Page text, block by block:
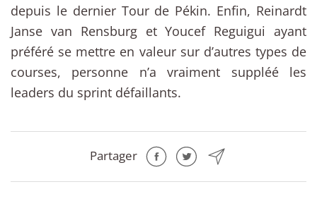
depuis le dernier Tour de Pékin. Enfin, Reinardt
Janse van Rensburg et Youcef Reguigui ayant
préféré se mettre en valeur sur d’autres types de
courses, personne n’a vraiment suppléé les
leaders du sprint défaillants.
Partager